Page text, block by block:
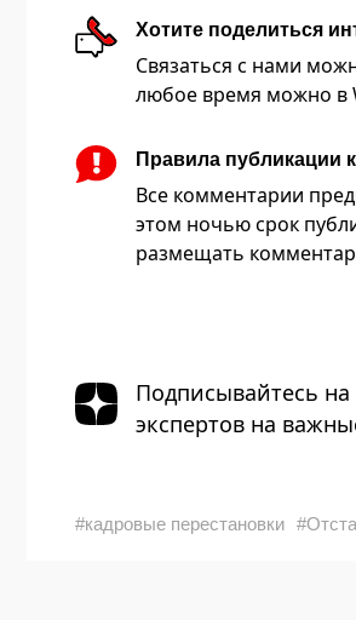
Хотите поделиться
Связаться с нами
любое время можно в
Правила публикации
Все комментарии
этом ночью срок
размещать
Подписывайтесь на
экспертов на
#кадровые перестановки